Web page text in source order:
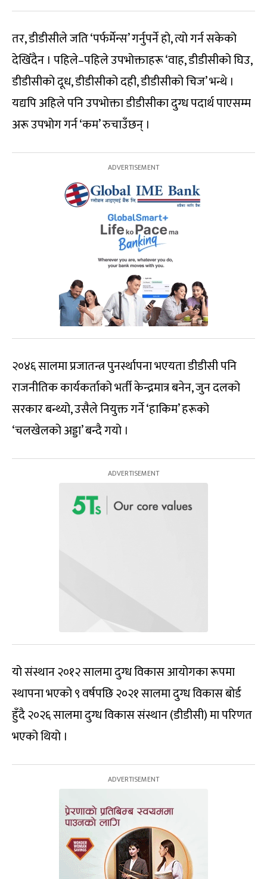
तर, डीडीसीले जति ‘पर्फर्मेन्स’ गर्नुपर्ने हो, त्यो गर्न सकेको
देखिँदैन । पहिले–पहिले उपभोक्ताहरू ‘वाह, डीडीसीको घिउ,
डीडीसीको दूध, डीडीसीको दही, डीडीसीको चिज’ भन्थे ।
यद्यपि अहिले पनि उपभोक्ता डीडीसीका दुग्ध पदार्थ पाएसम्म
अरू उपभोग गर्न ‘कम’ रुचाउँछन् ।
२०४६ सालमा प्रजातन्त्र पुनर्स्थापना भएयता डीडीसी पनि
राजनीतिक कार्यकर्ताको भर्ती केन्द्रमात्र बनेन, जुन दलको
सरकार बन्थ्यो, उसैले नियुक्त गर्ने ‘हाकिम’ हरूको
‘चलखेलको अड्डा’ बन्दै गयो ।
यो संस्थान २०१२ सालमा दुग्ध विकास आयोगका रूपमा
स्थापना भएको ९ वर्षपछि २०२१ सालमा दुग्ध विकास बोर्ड
हुँदै २०२६ सालमा दुग्ध विकास संस्थान (डीडीसी) मा परिणत
भएको थियो ।